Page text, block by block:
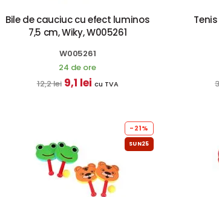
Bile de cauciuc cu efect luminos
7,5 cm, Wiky, W005261
W005261
24 de ore
12,2 lei 9,1 lei cu TVA
-21%
SUN25